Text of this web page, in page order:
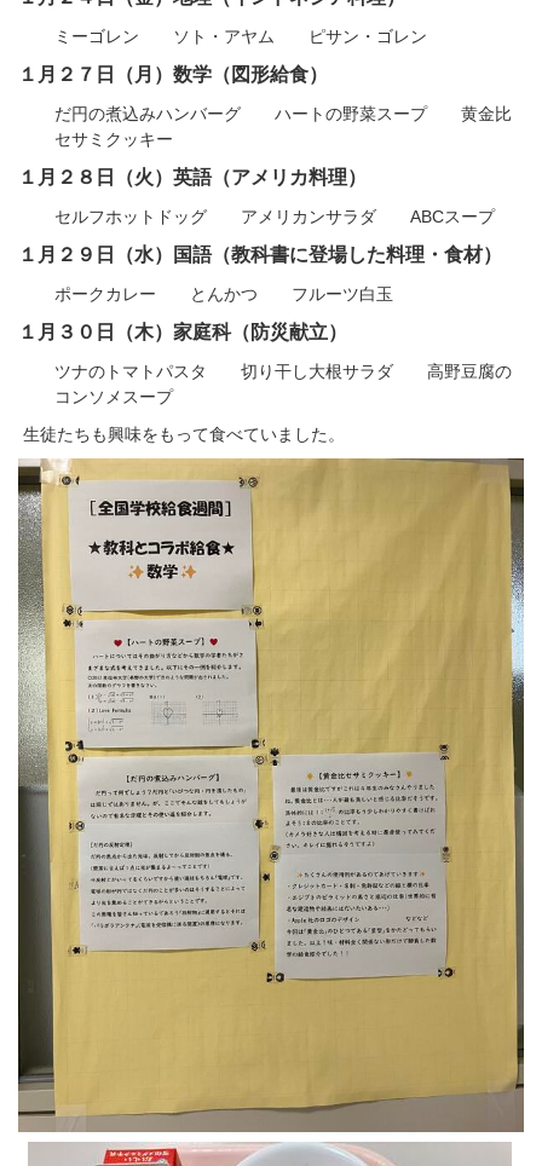
ミーゴレン ソト・アヤム ピサン・ゴレン
１月２７日（月）数学（図形給食）
だ円の煮込みハンバーグ ハートの野菜スープ 黄金比
セサミクッキー
１月２８日（火）英語（アメリカ料理）
セルフホットドッグ アメリカンサラダ ABCスープ
１月２９日（水）国語（教科書に登場した料理・食材）
ポークカレー とんかつ フルーツ白玉
１月３０日（木）家庭科（防災献立）
ツナのトマトパスタ 切り干し大根サラダ 高野豆腐の
コンソメスープ
生徒たちも興味をもって食べていました。